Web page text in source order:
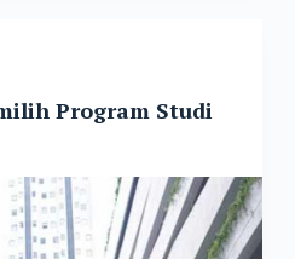
Program Studi